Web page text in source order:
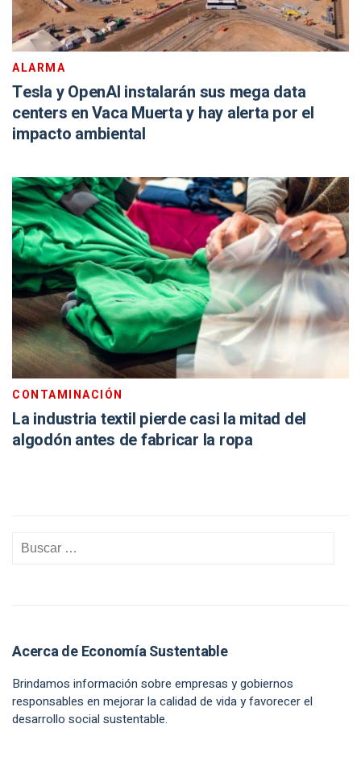
ALARMA
Tesla y OpenAI instalarán sus mega data
centers en Vaca Muerta y hay alerta por el
impacto ambiental
CONTAMINACIÓN
La industria textil pierde casi la mitad del
algodón antes de fabricar la ropa
Acerca de Economía Sustentable
Brindamos información sobre empresas y gobiernos
responsables en mejorar la calidad de vida y favorecer el
desarrollo social sustentable.